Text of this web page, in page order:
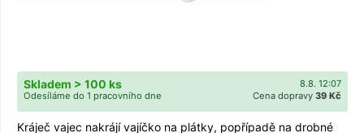
8.8. 12:07
Skladem > 100 ks
Cena dopravy 39 Kč
Odesíláme do 1 pracovního dne
Kráječ vajec nakrájí vajíčko na plátky, popřípadě na drobné